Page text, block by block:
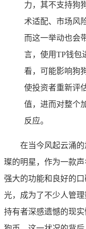
力，其不支持狗
术适配、市场风
而这一举动也会
言，使用TP钱包
看，可能影响狗
使投资者重新评
值，进而对整个
反应。
在当今风起云涌的
璨的明星，作为一款
强大的功能和良好的
光，成为了不少人管
持有者深感遗憾的现